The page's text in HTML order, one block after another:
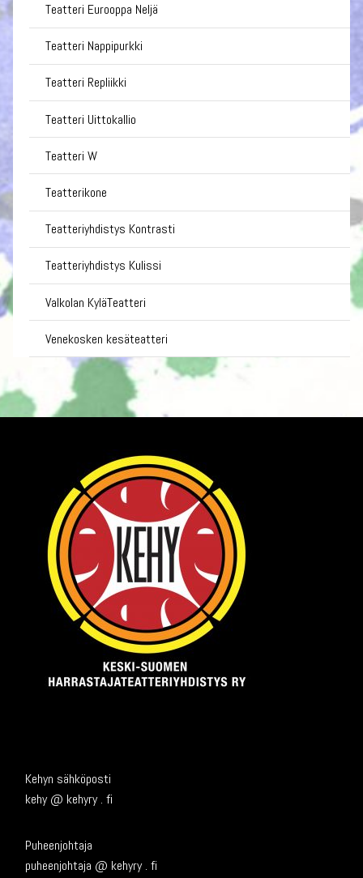
Teatteri Eurooppa Neljä
Teatteri Nappipurkki
Teatteri Repliikki
Teatteri Uittokallio
Teatteri W
Teatterikone
Teatteriyhdistys Kontrasti
Teatteriyhdistys Kulissi
Valkolan KyläTeatteri
Venekosken kesäteatteri
Kehyn sähköposti
kehy @ kehyry . fi
Puheenjohtaja
puheenjohtaja @ kehyry . fi